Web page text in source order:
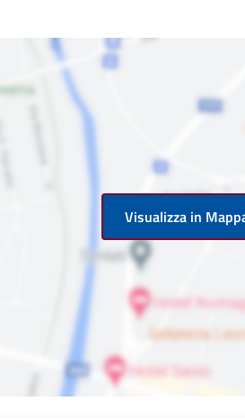
Visualizza in